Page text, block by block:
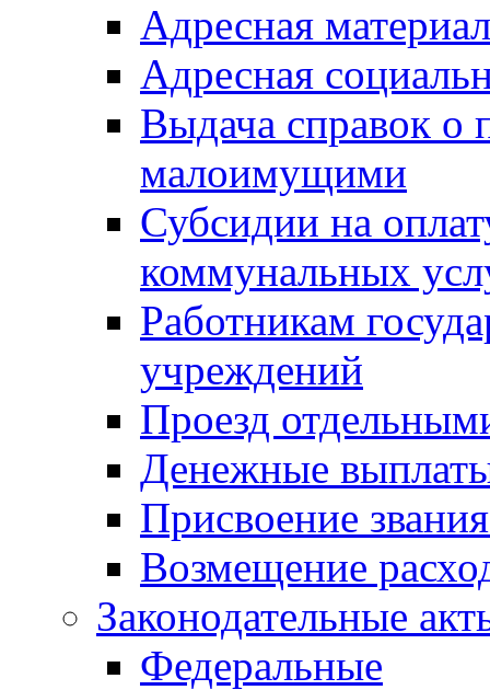
Адресная
Адресная
Выдача справок о
малоимущими
Субсидии на
коммунальных
Работникам
учреждений
Проезд
Денежные
Присвоение
Возмещение
Законодательные
Федеральные